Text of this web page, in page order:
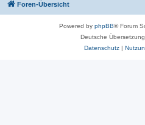
Foren-Übersicht
Powered by phpBB® Forum
Deutsche
Datenschutz|